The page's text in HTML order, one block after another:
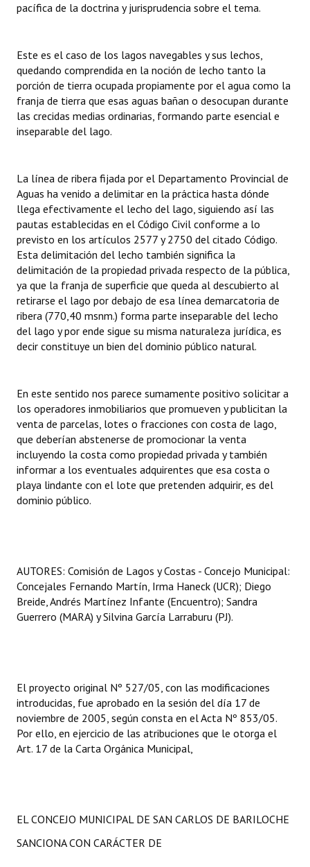
pacífica de la doctrina y jurisprudencia sobre el tema.
Este es el caso de los lagos navegables y sus lechos,
quedando comprendida en la noción de lecho tanto la
porción de tierra ocupada propiamente por el agua como la
franja de tierra que esas aguas bañan o desocupan durante
las crecidas medias ordinarias, formando parte esencial e
inseparable del lago.
La línea de ribera fijada por el Departamento Provincial de
Aguas ha venido a delimitar en la práctica hasta dónde
llega efectivamente el lecho del lago, siguiendo así las
pautas establecidas en el Código Civil conforme a lo
previsto en los artículos 2577 y 2750 del citado Código.
Esta delimitación del lecho también significa la
delimitación de la propiedad privada respecto de la pública,
ya que la franja de superficie que queda al descubierto al
retirarse el lago por debajo de esa línea demarcatoria de
ribera (770,40 msnm.) forma parte inseparable del lecho
del lago y por ende sigue su misma naturaleza jurídica, es
decir constituye un bien del dominio público natural.
En este sentido nos parece sumamente positivo solicitar a
los operadores inmobiliarios que promueven y publicitan la
venta de parcelas, lotes o fracciones con costa de lago,
que deberían abstenerse de promocionar la venta
incluyendo la costa como propiedad privada y también
informar a los eventuales adquirentes que esa costa o
playa lindante con el lote que pretenden adquirir, es del
dominio público.
AUTORES: Comisión de Lagos y Costas - Concejo Municipal:
Concejales Fernando Martín, Irma Haneck (UCR); Diego
Breide, Andrés Martínez Infante (Encuentro); Sandra
Guerrero (MARA) y Silvina García Larraburu (PJ).
El proyecto original Nº 527/05, con las modificaciones
introducidas, fue aprobado en la sesión del día 17 de
noviembre de 2005, según consta en el Acta Nº 853/05.
Por ello, en ejercicio de las atribuciones que le otorga el
Art. 17 de la Carta Orgánica Municipal,
EL CONCEJO MUNICIPAL DE SAN CARLOS DE BARILOCHE
SANCIONA CON CARÁCTER DE